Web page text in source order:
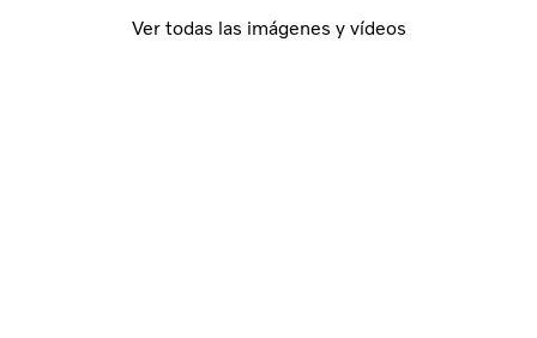
Ver todas las imágenes y vídeos